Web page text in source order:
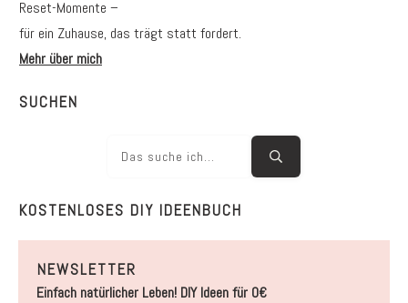
Reset-Momente –
für ein Zuhause, das trägt statt fordert.
Mehr über mich
SUCHEN
KOSTENLOSES DIY IDEENBUCH
NEWSLETTER
Einfach natürlicher Leben! DIY Ideen für 0€